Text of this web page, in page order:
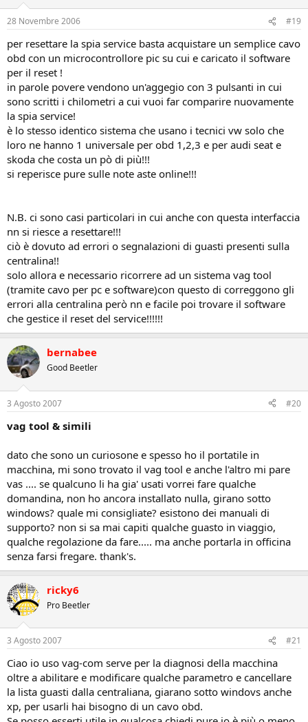
28 Novembre 2006 #19
per resettare la spia service basta acquistare un semplice cavo
obd con un microcontrollore pic su cui e caricato il software
per il reset !
in parole povere vendono un'aggegio con 3 pulsanti in cui
sono scritti i chilometri a cui vuoi far comparire nuovamente
la spia service!
è lo stesso identico sistema che usano i tecnici vw solo che
loro ne hanno 1 universale per obd 1,2,3 e per audi seat e
skoda che costa un pò di più!!!
si reperisce pure sulle note aste online!!!
N.B. ci sono casi particolari in cui anche con questa interfaccia
nn si riesce a resettare!!!
ciò è dovuto ad errori o segnalazioni di guasti presenti sulla
centralina!!
solo allora e necessario ricorrere ad un sistema vag tool
(tramite cavo per pc e software)con questo di correggono gli
errori alla centralina però nn e facile poi trovare il software
che gestice il reset del service!!!!!!
bernabee
Good Beetler
3 Agosto 2007 #20
vag tool & simili
dato che sono un curiosone e spesso ho il portatile in
macchina, mi sono trovato il vag tool e anche l'altro mi pare
vas .... se qualcuno li ha gia' usati vorrei fare qualche
domandina, non ho ancora installato nulla, girano sotto
windows? quale mi consigliate? esistono dei manuali di
supporto? non si sa mai capiti qualche guasto in viaggio,
qualche regolazione da fare..... ma anche portarla in officina
senza farsi fregare. thank's.
ricky6
Pro Beetler
3 Agosto 2007 #21
Ciao io uso vag-com serve per la diagnosi della macchina
oltre a abilitare e modificare qualche parametro e cancellare
la lista guasti dalla centraliana, giarano sotto windovs anche
xp, per usarli hai bisogno di un cavo obd.